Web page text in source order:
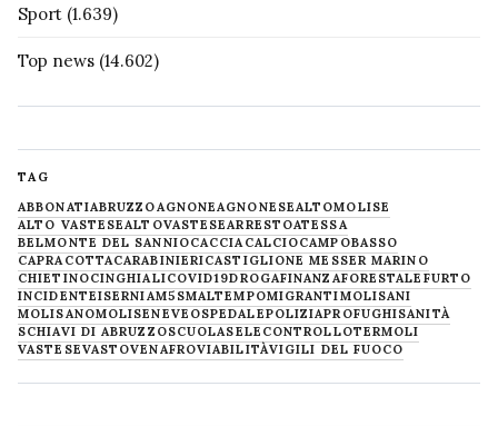
Sport (1.639)
Top news (14.602)
TAG
ABBONATIABRUZZOAGNONEAGNONESEALTOMOLISE
ALTO VASTESEALTOVASTESEARRESTOATESSA
BELMONTE DEL SANNIOCACCIACALCIOCAMPOBASSO
CAPRACOTTACARABINIERICASTIGLIONE MESSER MARINO
CHIETINOCINGHIALICOVID19DROGAFINANZAFORESTALE FURTO
INCIDENTEISERNIAM5SMALTEMPOMIGRANTIMOLISANI
MOLISANOMOLISENEVE OSPEDALEPOLIZIAPROFUGHISANITÀ
SCHIAVI DI ABRUZZOSCUOLASELECONTROLLOTERMOLI
VASTESEVASTOVENAFROVIABILITÀVIGILI DEL FUOCO